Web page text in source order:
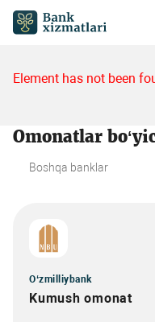
Element has not been
Omonatlar
Boshqa banklar
O‘zmilliybank
Kumush omonat